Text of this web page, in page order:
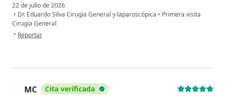
22 de julio de 2026
• Dr. Eduardo Silva Cirugía General y laparoscópica • Primera visita
Cirugía General
• en opinión del usuario Angélica Gzz
Reportar
MC Cita verificada